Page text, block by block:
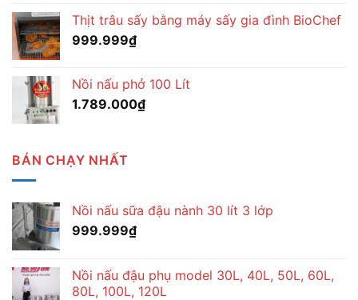
Thịt trâu sấy bằng máy sấy gia đình BioChef
999.999₫
Nồi nấu phở 100 Lít
1.789.000₫
BÁN CHẠY NHẤT
Nồi nấu sữa đậu nành 30 lít 3 lớp
999.999₫
Nồi nấu đậu phụ model 30L, 40L, 50L, 60L,
80L, 100L, 120L